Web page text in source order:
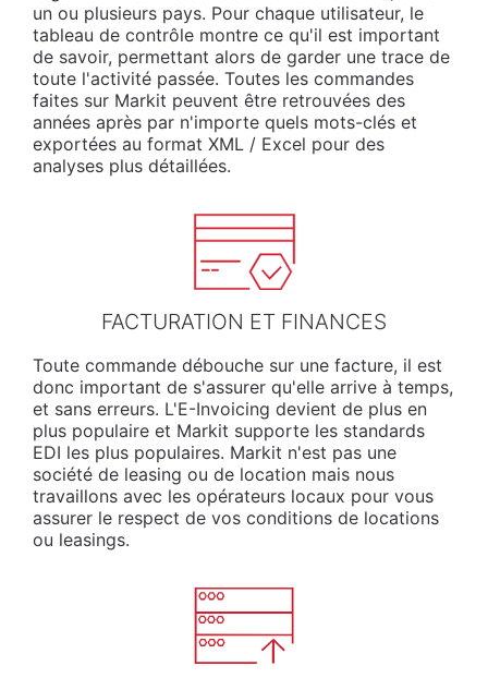
un ou plusieurs pays. Pour chaque utilisateur, le
tableau de contrôle montre ce qu'il est important
de savoir, permettant alors de garder une trace de
toute l'activité passée. Toutes les commandes
faites sur Markit peuvent être retrouvées des
années après par n'importe quels mots-clés et
exportées au format XML / Excel pour des
analyses plus détaillées.
FACTURATION ET FINANCES
Toute commande débouche sur une facture, il est
donc important de s'assurer qu'elle arrive à temps,
et sans erreurs. L'E-Invoicing devient de plus en
plus populaire et Markit supporte les standards
EDI les plus populaires. Markit n'est pas une
société de leasing ou de location mais nous
travaillons avec les opérateurs locaux pour vous
assurer le respect de vos conditions de locations
ou leasings.